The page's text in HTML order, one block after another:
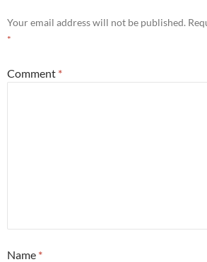
Your email address will not be published.
*
Comment *
Name *